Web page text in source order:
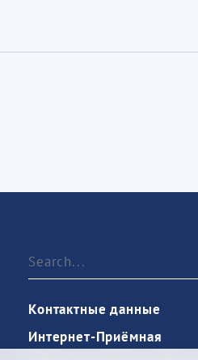
Контактные данные
Интернет-Приёмная